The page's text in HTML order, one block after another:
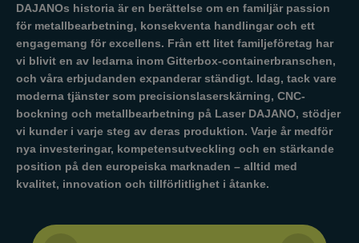
DAJANOs historia är en berättelse om en familjär passion
för metallbearbetning, konsekventa handlingar och ett
engagemang för excellens. Från ett litet familjeföretag har
vi blivit en av ledarna inom Gitterbox-containerbranschen,
och våra erbjudanden expanderar ständigt. Idag, tack vare
moderna tjänster som precisionslaserskärning, CNC-
bockning och metallbearbetning på Laser DAJANO, stödjer
vi kunder i varje steg av deras produktion. Varje år medför
nya investeringar, kompetensutveckling och en stärkande
position på den europeiska marknaden – alltid med
kvalitet, innovation och tillförlitlighet i åtanke.